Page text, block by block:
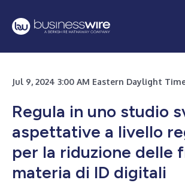
Jul 9, 2024 3:00 AM Eastern Daylight
Regula in uno studio
aspettative a livello
per la riduzione delle
materia di ID digitali